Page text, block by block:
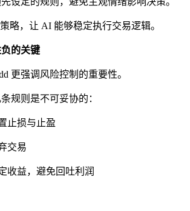
略，让 AI 能够稳定执行交易逻辑。
的关键
更强调风险控制的重要性。
规则是不可妥协的：
止损与止盈
交易
收益，避免回吐利润